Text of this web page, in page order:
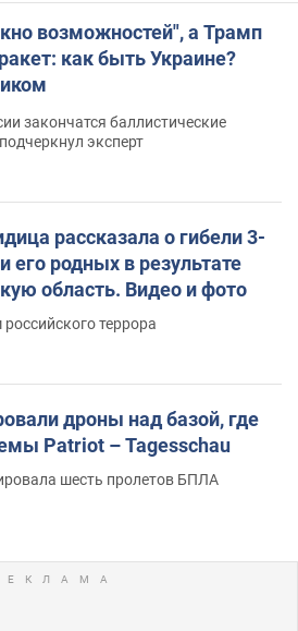
возможностей", а Трамп
как быть Украине?
закончатся баллистические
эксперт
рассказала о гибели 3-
его родных в результате
область. Видео и фото
террора
дроны над базой, где
Patriot – Tagesschau
шесть пролетов БПЛА